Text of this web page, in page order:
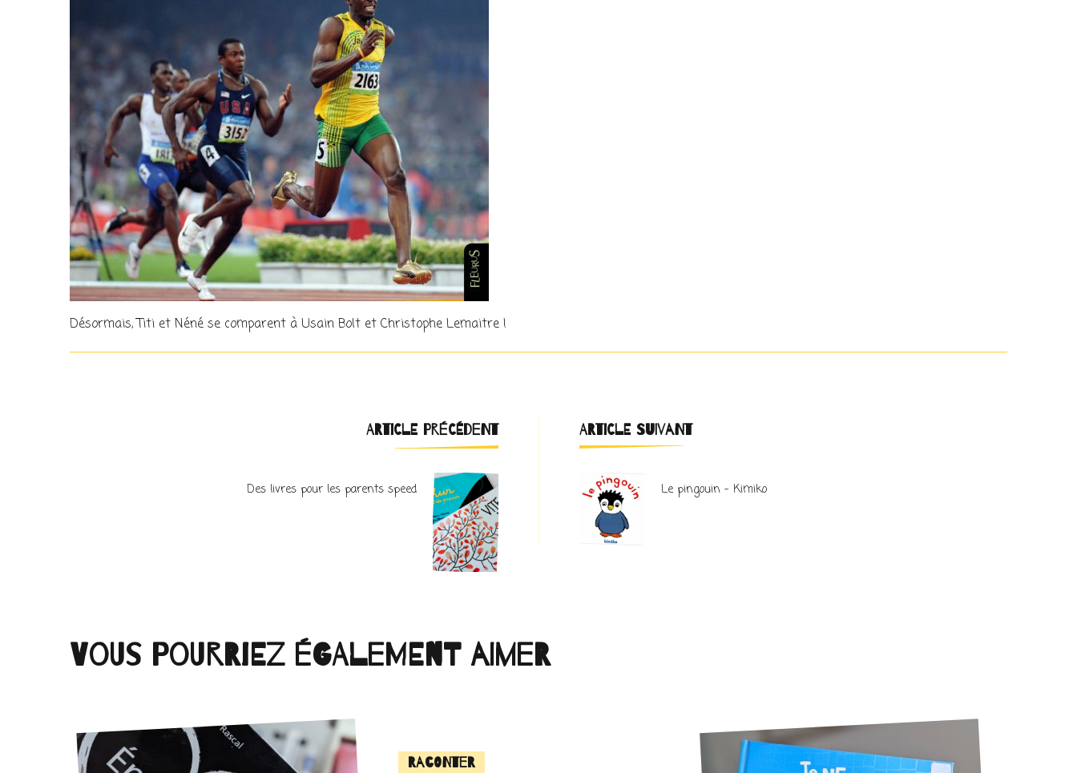
Désormais, Titi et Néné se comparent à Usain Bolt et Christophe Lemaitre !
Navigation
ARTICLE PRÉCÉDENT
Des livres pour les parents speed
ARTICLE SUIVANT
Le pingouin – Kimiko
Vous pourriez également aimer
Raconter